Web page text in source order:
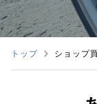
トップ ショップ